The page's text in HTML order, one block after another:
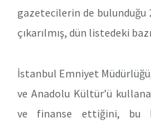
gazetecilerin de bulunduğu
çıkarılmış, dün listedeki
İstanbul Emniyet
ve Anadolu Kültür’ü
ve finanse ettiğini, bu